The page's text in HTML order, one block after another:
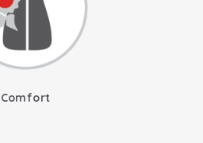
Comfort